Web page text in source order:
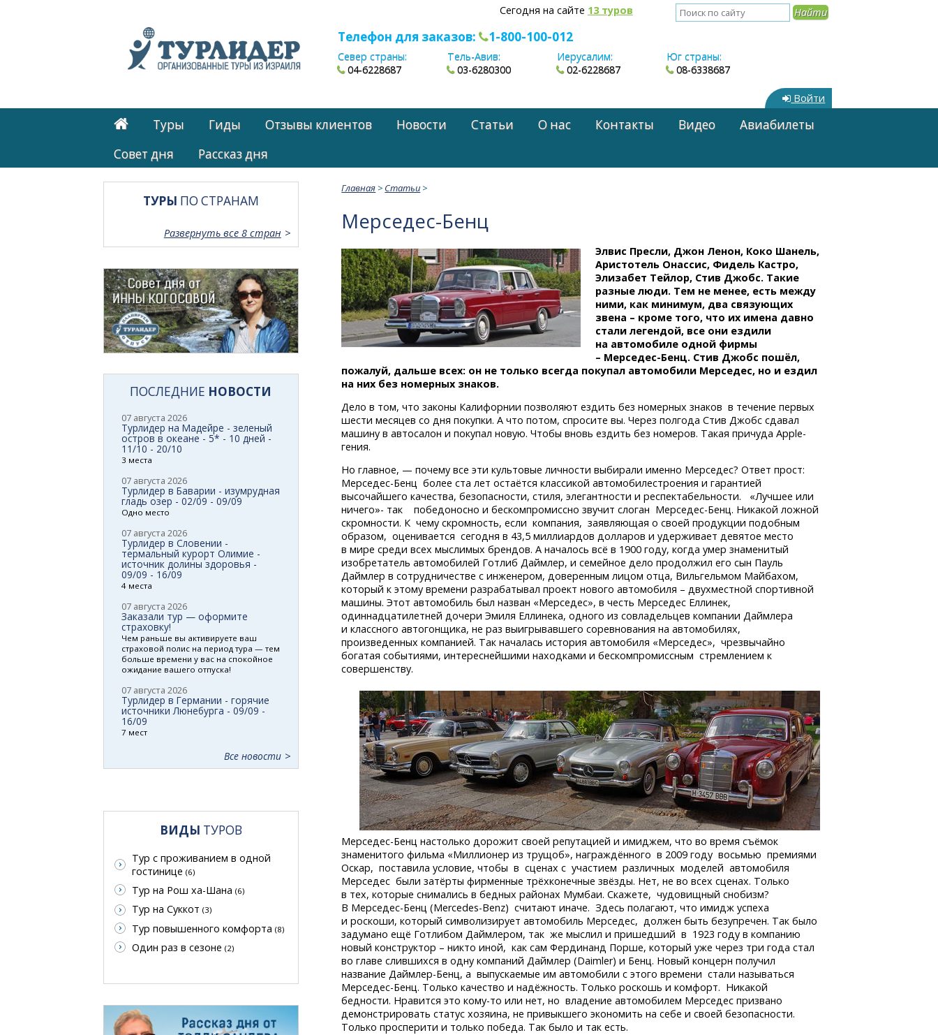
Сегодня на сайте 13 туров
Телефон для заказов: 1-800-100-012
Север страны:
04-6228687
Тель-Авив:
03-6280300
Иерусалим:
02-6228687
Юг страны:
08-6338687
Войти
Туры Гиды Отзывы клиентов Новости Статьи О нас Контакты Видео
Авиабилеты
Cовет дня
Рассказ дня
Главная > Статьи >
Мерседес-Бенц
Элвис Пресли, Джон Ленон, Коко Шанель,
Аристотель Онассис, Фидель Кастро,
Элизабет Тейлор, Стив Джобс. Такие
разные люди. Тем не менее, есть между
ними, как минимум, два связующих
звена – кроме того, что их имена давно
стали легендой, все они ездили
на автомобиле одной фирмы
– Мерседес-Бенц.Стив Джобс пошёл,
пожалуй, дальше всех: он не только всегда покупал автомобили Мерседес, но и ездил
на них без номерных знаков.
Дело в том, что законы Калифорнии позволяют ездить без номерных знаков в течение первых
шести месяцев со дня покупки. А что потом, спросите вы. Через полгода Стив Джобс сдавал
машину в автосалон и покупал новую. Чтобы вновь ездить без номеров. Такая причуда Apple-
гения.
Но главное, — почему все эти культовые личности выбирали именно Мерседес? Ответ прост:
Мерседес-Бенц более ста лет остаётся классикой автомобилестроения и гарантией
высочайшего качества, безопасности, стиля, элегантности и респектабельности. «Лучшее или
ничего»- так победоносно и бескомпромиссно звучит слоган Мерседес-Бенц. Никакой ложной
скромности. К чему скромность, если компания, заявляющая о своей продукции подобным
образом, оценивается сегодня в 43,5 миллиардов долларов и удерживает девятое место
в мире среди всех мыслимых брендов. А началось всё в 1900 году, когда умер знаменитый
изобретатель автомобилей Готлиб Даймлер, и семейное дело продолжил его сын Пауль
Даймлер в сотрудничестве с инженером, доверенным лицом отца, Вильгельмом Майбахом,
который к этому времени разрабатывал проект нового автомобиля – двухместной спортивной
машины. Этот автомобиль был назван «Мерседес», в честь Мерседес Еллинек,
одиннадцатилетней дочери Эмиля Еллинека, одного из совладельцев компании Даймлера
и классного автогонщика, не раз выигрывавшего соревнования на автомобилях,
произведенных компанией. Так началась история автомобиля «Мерседес», чрезвычайно
богатая событиями, интереснейшими находками и бескомпромиссным стремлением к
совершенству.
Мерседес-Бенц настолько дорожит своей репутацией и имиджем, что во время съёмок
знаменитого фильма «Миллионер из трущоб», награждённого в 2009 году восьмью премиями
Оскар, поставила условие, чтобы в сценах с участием различных моделей автомобиля
Мерседес были затёрты фирменные трёхконечные звёзды. Нет, не во всех сценах. Только
в тех, которые снимались в бедных районах Мумбаи. Скажете, чудовищный снобизм?
В Мерседес-Бенц (Mercedes-Benz) считают иначе. Здесь полагают, что имидж успеха
и роскоши, который символизирует автомобиль Мерседес, должен быть безупречен. Так было
задумано ещё Готлибом Даймлером, так же мыслил и пришедший в 1923 году в компанию
новый конструктор – никто иной, как сам Фердинанд Порше, который уже через три года стал
во главе слившихся в одну компаний Даймлер (Daimler) и Бенц. Новый концерн получил
названиеДаймлер-Бенц, а выпускаемые им автомобили с этого времени стали называться
Мерседес-Бенц. Только качество и надёжность. Только роскошь и комфорт. Никакой
бедности. Нравится этокому-то или нет, но владение автомобилем Мерседес призвано
демонстрировать статус хозяина, не привыкшего экономить на себе и своей безопасности.
Только просперити и только победа. Так было и так есть.
ТУРЫ ПО СТРАНАМ
Развернуть все 8 стран
ПОСЛЕДНИЕ НОВОСТИ
07 августа 2026
Турлидер на Мадейре - зеленый
остров в океане - 5* - 10 дней -
11/10 - 20/10
3 места
07 августа 2026
Турлидер в Баварии - изумрудная
гладь озер - 02/09 - 09/09
Одно место
07 августа 2026
Турлидер в Словении -
термальный курорт Олимие -
источник долины здоровья -
09/09 - 16/09
4 места
07 августа 2026
Заказали тур — оформите
страховку!
Чем раньше вы активируете ваш
страховой полис на период тура — тем
больше времени у вас на спокойное
ожидание вашего отпуска!
07 августа 2026
Турлидер в Германии - горячие
источники Люнебурга - 09/09 -
16/09
7 мест
Все новости
ВИДЫ ТУРОВ
Тур с проживанием в одной
гостинице (6)
Тур на Рош ха-Шана (6)
Тур на Суккот (3)
Тур повышенного комфорта (8)
Один раз в сезоне (2)